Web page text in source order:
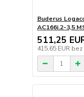
Buderus
AC166i.2-3,5
511,25
415,65 EUR bez